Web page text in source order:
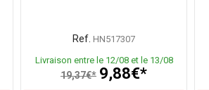
Ref. HN517307
Livraison entre le 12/08 et le 13/08
19,37€* 9,88€*